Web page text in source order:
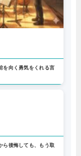
を向く勇気をくれる言
ら後悔しても、もう取